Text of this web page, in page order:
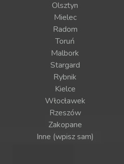
Olsztyn
Mielec
Radom
Toruń
Malbork
Stargard
Rybnik
Kielce
Włocławek
Rzeszów
Zakopane
Inne (wpisz sam)